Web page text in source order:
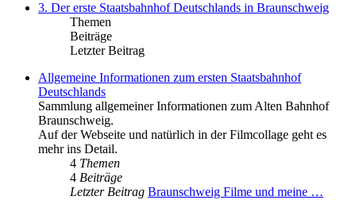
3. Der erste Staatsbahnhof Deutschlands in Braunschweig
Themen
Beiträge
Letzter Beitrag
Allgemeine Informationen zum ersten Staatsbahnhof
Deutschlands
Sammlung allgemeiner Informationen zum Alten Bahnhof
Braunschweig.
Auf der Webseite und natürlich in der Filmcollage geht es
mehr ins Detail.
4 Themen
4 Beiträge
Letzter Beitrag Braunschweig Filme und meine …